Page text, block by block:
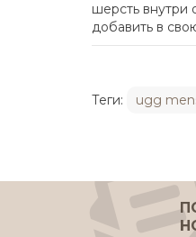
шерсть внутри
добавить в
Теги: ugg